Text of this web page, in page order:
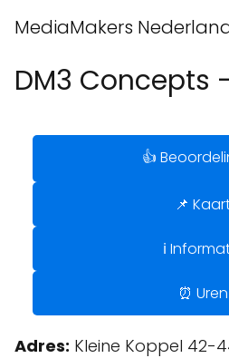
MediaMakers
DM3 Concepts
👍
📌
ℹ️
⏰ Uren
Adres: Kleine Koppel 42-